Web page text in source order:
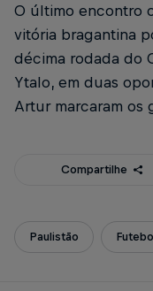
O último encontro
vitória bragantina
décima rodada do
Ytalo, em duas
Artur marcaram os
Compartilhe
Paulistão